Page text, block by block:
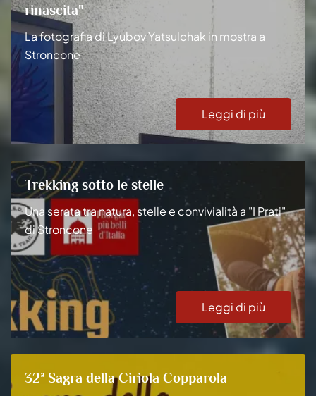
rinascita"
La fotografia di Lyubov Yatsulchak in mostra a
Stroncone
Leggi di più
Trekking sotto le stelle
Una serata tra natura, stelle e convivialità a "I Prati"
di Stroncone
Leggi di più
32ª Sagra della Ciriola Copparola